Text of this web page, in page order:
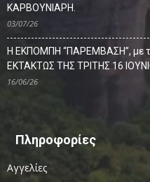
ΚΑΡΒΟΥΝΙΑΡΗ.
03/07/26
Η ΕΚΠΟΜΠΗ “ΠΑΡΕΜΒΑΣΗ”, με
ΕΚΤΑΚΤΩΣ ΤΗΣ ΤΡΙΤΗΣ 16
16/06/26
Πληροφορίες
Αγγελίες